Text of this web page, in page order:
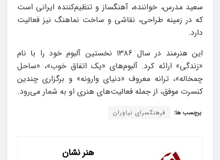
سعید مدرس، خواننده، آهنگساز و تنظیم‌کننده ایرانی است
که در زمینه طراحی، نقاشی و ساخت نماهنگ نیز فعالیت
دارد.
این هنرمند در سال ۱۳۸۶ نخستین آلبوم خود را با نام
«زندگی» ارائه کرد. آلبوم‌های «یک اتفاق خوب»، «ساحل
چمخاله»، ترانه معروف «دنیای وارونه» و برگزاری چندین
کنسرت‌ موفق، از جمله فعالیت‌های هنری او به شمار می‌رود.
برچسب ها: فرهنگسرای نیاوران
هنر نشان